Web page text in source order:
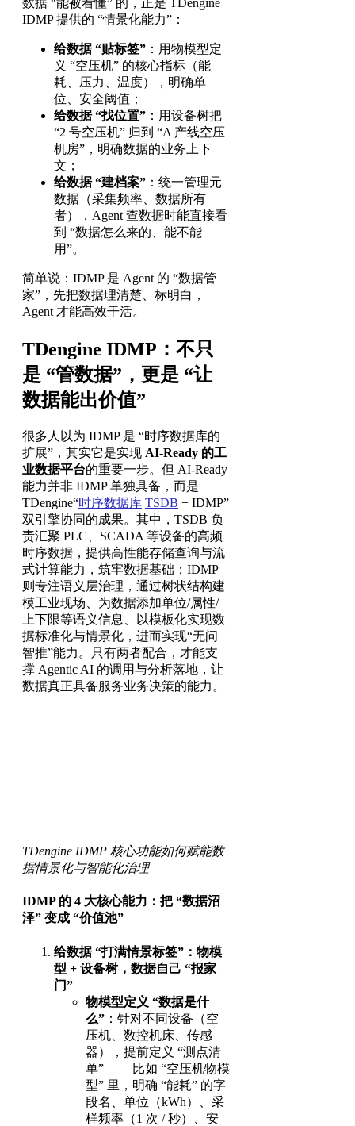
数据 “能被看懂” 的，正是 TDengine
IDMP 提供的 “情景化能力”：
给数据 “贴标签” ：用物模型定
义 “空压机” 的核心指标（能
耗、压力、温度），明确单
位、安全阈值；
给数据 “找位置” ：用设备树把
“2 号空压机” 归到 “A 产线空压
机房”，明确数据的业务上下
文；
给数据 “建档案” ：统一管理元
数据（采集频率、数据所有
者），Agent 查数据时能直接看
到 “数据怎么来的、能不能
用”。
简单说：IDMP 是 Agent 的 “数据管
家”，先把数据理清楚、标明白，
Agent 才能高效干活。
TDengine IDMP：不只
是 “管数据”，更是 “让
数据能出价值”
很多人以为 IDMP 是 “时序数据库的
扩展”，其实它是实现 AI-Ready 的工
业数据平台的重要一步。但 AI-Ready
能力并非 IDMP 单独具备，而是
TDengine“时序数据库 TSDB + IDMP”
双引擎协同的成果。其中，TSDB 负
责汇聚 PLC、SCADA 等设备的高频
时序数据，提供高性能存储查询与流
式计算能力，筑牢数据基础；IDMP
则专注语义层治理，通过树状结构建
模工业现场、为数据添加单位/属性/
上下限等语义信息、以模板化实现数
据标准化与情景化，进而实现“无问
智推”能力。只有两者配合，才能支
撑 Agentic AI 的调用与分析落地，让
数据真正具备服务业务决策的能力。
TDengine IDMP 核心功能如何赋能数
据情景化与智能化治理
IDMP 的 4 大核心能力：把 “数据沼
泽” 变成 “价值池”
给数据 “打满情景标签”：物模
型 + 设备树，数据自己 “报家
门”
物模型定义 “数据是什
么” ：针对不同设备（空
压机、数控机床、传感
器），提前定义 “测点清
单”—— 比如 “空压机物模
型” 里，明确 “能耗” 的字
段名、单位（kWh）、采
样频率（1 次 / 秒）、安